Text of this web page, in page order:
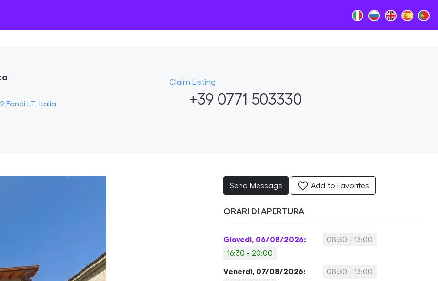
Fondi LT, Italia
Claim Listing
+39 0771 503330
Send Message Add to Favorites
ORARI DI APERTURA
Giovedì, 06/08/2026:
08:30 - 13:00
16:30 - 20:00
Venerdì, 07/08/2026:
08:30 - 13:00